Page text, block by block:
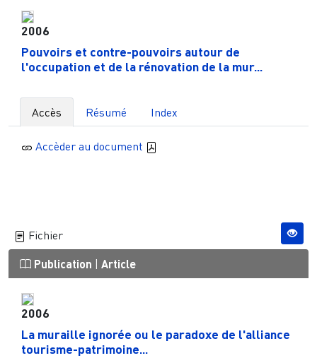
2006
Pouvoirs et contre-pouvoirs autour de
l'occupation et de la rénovation de la mur...
Accès Résumé Index
Accèder au document
Fichier
Publication Article
2006
La muraille ignorée ou le paradoxe de l'alliance
tourisme-patrimoine...